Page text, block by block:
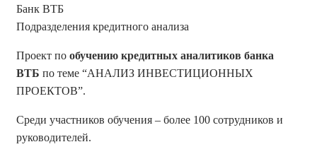
Банк ВТБ
Подразделения кредитного анализа
Проект по обучению кредитных аналитиков банка
ВТБ по теме “АНАЛИЗ ИНВЕСТИЦИОННЫХ
ПРОЕКТОВ”.
Среди участников обучения – более 100 сотрудников и
руководителей.